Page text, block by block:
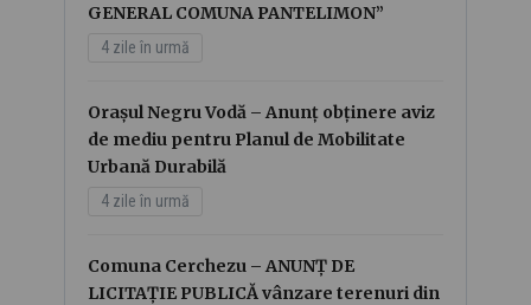
GENERAL COMUNA PANTELIMON”
4 zile în urmă
Orașul Negru Vodă – Anunț obținere aviz
de mediu pentru Planul de Mobilitate
Urbană Durabilă
4 zile în urmă
Comuna Cerchezu – ANUNȚ DE
LICITAȚIE PUBLICĂ vânzare terenuri din